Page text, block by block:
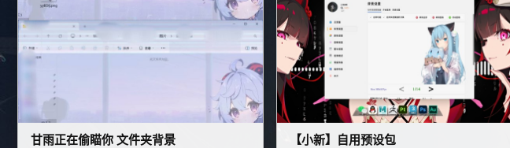
甘雨正在偷瞄你 文件夹背景 【小新】自用预设包